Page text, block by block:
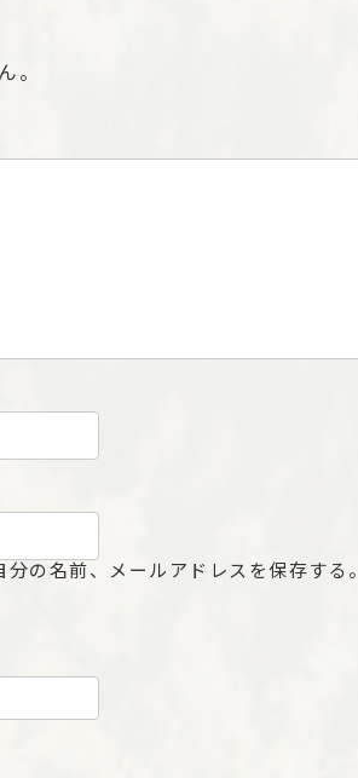
。
の名前、メールアドレスを保存する。